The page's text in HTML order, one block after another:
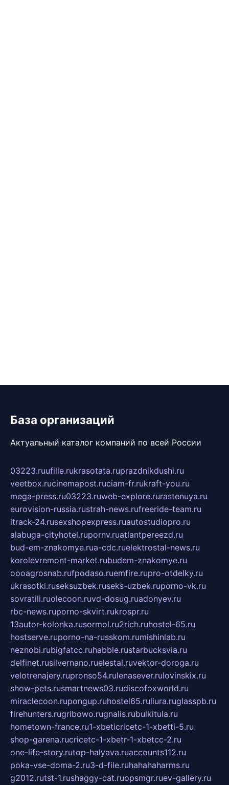
База организаций
Актуальный каталог компаний по всей России
03223.ruufille.rukrasotata.ruprazdnikdushi.ru
veetbox.rucinemapost.ruciam-fr.rukraft-you.ru
mega-press.ru03223.ruweb-explore.rurastenuya.ru
eurovision-russia.rustrah-news.rufreeride-team.ru
itrack-24.rusexshopexpress.ruautostudiopro.ru
alabuga-cityhotel.rupornv.ruatlantpereezd.ru
bud-em-znakomye.rua-cdc.ruelektrostal-news.ru
korolevremont-market.rubudem-znakomye.ru
oooagrosnab.rufpodaso.ruemfire.rupro-otdelky.ru
ukrasotki.ruseksuzbek.ruseks-uzbek.ruporno-vk.ru
sovratili.ruolecoon.ruvd-dosug.ruadonyev.ru
rbc-news.ruporno-skvirt.rukrospr.ru
13autor-kolonka.rusormol.ru2rich.ruhostel-65.ru
hostserve.ruporno-na-russkom.rumishinlab.ru
neznobi.rubigfatcc.ruhabble.rustarbucksvia.ru
delfinet.rusilvernano.ruelestal.ruvektor-doroga.ru
velotrenajery.rupronso54.rulenasever.rulovinskix.ru
show-pets.rusmartnews03.rudiscofoxworld.ru
miraclecoon.rupongup.ruhostel65.ruliura.ruglasspb.ru
firehunters.rugribowo.rugnalis.rubulkitula.ru
hometown-france.ru1-xbeticricetc-1-xbetti-5.ru
shop-garena.rucricetc-1-xbetr-1-xbetcc-2.ru
one-life-story.rutop-halyava.ruaccounts112.ru
poka-vse-doma-2.ru3-d-file.ruhahahaharms.ru
g2012.rutst-1.rushaggy-cat.ruopsmgr.ruev-gallery.ru